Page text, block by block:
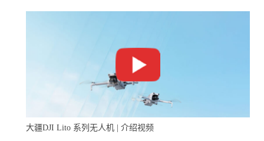
的新型号准入，中小品牌同样受到影响。
世季科技是中国消费级无人机产业链上大量中小型集成厂
商的一个缩影。它们依托汕头、深圳等地成熟的电子制造
供应链，以较低的研发投入和快速的产品迭代节奏，在大
疆主力产品覆盖之外的低价市场中寻找空间。这一群体支
承担着相当的出货量。
大疆DJI Lito 系列无人机 | 介绍视频